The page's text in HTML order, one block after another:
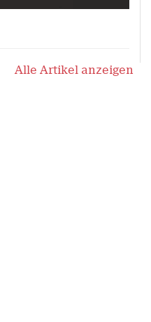
Alle Artikel anzeigen